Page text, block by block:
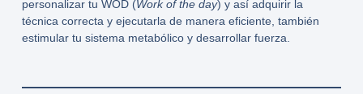
personalizar tu WOD (Work of the day) y así adquirir la
técnica correcta y ejecutarla de manera eficiente, también
estimular tu sistema metabólico y desarrollar fuerza.